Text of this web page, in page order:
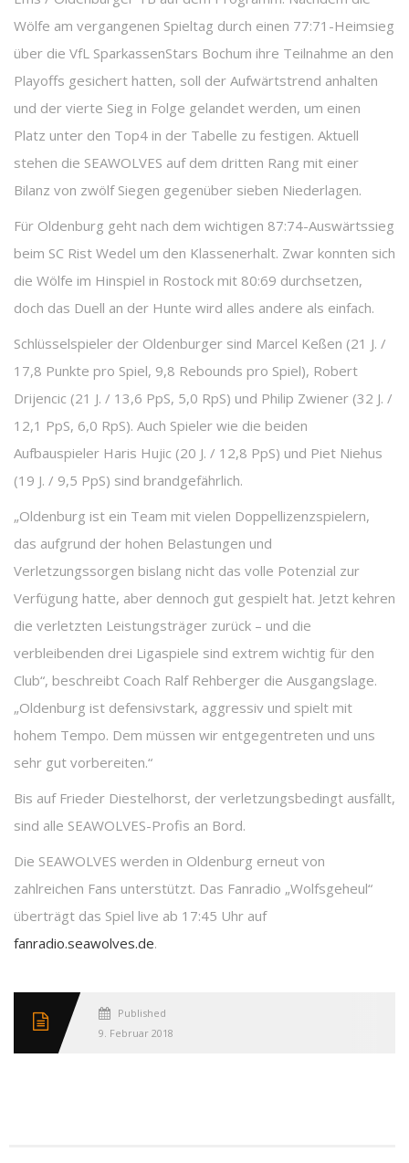
Wölfe am vergangenen Spieltag durch einen 77:71-Heimsieg
über die VfL SparkassenStars Bochum ihre Teilnahme an den
Playoffs gesichert hatten, soll der Aufwärtstrend anhalten
und der vierte Sieg in Folge gelandet werden, um einen
Platz unter den Top4 in der Tabelle zu festigen. Aktuell
stehen die SEAWOLVES auf dem dritten Rang mit einer
Bilanz von zwölf Siegen gegenüber sieben Niederlagen.
Für Oldenburg geht nach dem wichtigen 87:74-Auswärtssieg
beim SC Rist Wedel um den Klassenerhalt. Zwar konnten sich
die Wölfe im Hinspiel in Rostock mit 80:69 durchsetzen,
doch das Duell an der Hunte wird alles andere als einfach.
Schlüsselspieler der Oldenburger sind Marcel Keßen (21 J. /
17,8 Punkte pro Spiel, 9,8 Rebounds pro Spiel), Robert
Drijencic (21 J. / 13,6 PpS, 5,0 RpS) und Philip Zwiener (32 J. /
12,1 PpS, 6,0 RpS). Auch Spieler wie die beiden
Aufbauspieler Haris Hujic (20 J. / 12,8 PpS) und Piet Niehus
(19 J. / 9,5 PpS) sind brandgefährlich.
„Oldenburg ist ein Team mit vielen Doppellizenzspielern,
das aufgrund der hohen Belastungen und
Verletzungssorgen bislang nicht das volle Potenzial zur
Verfügung hatte, aber dennoch gut gespielt hat. Jetzt kehren
die verletzten Leistungsträger zurück – und die
verbleibenden drei Ligaspiele sind extrem wichtig für den
Club“, beschreibt Coach Ralf Rehberger die Ausgangslage.
„Oldenburg ist defensivstark, aggressiv und spielt mit
hohem Tempo. Dem müssen wir entgegentreten und uns
sehr gut vorbereiten.“
Bis auf Frieder Diestelhorst, der verletzungsbedingt ausfällt,
sind alle SEAWOLVES-Profis an Bord.
Die SEAWOLVES werden in Oldenburg erneut von
zahlreichen Fans unterstützt. Das Fanradio „Wolfsgeheul“
überträgt das Spiel live ab 17:45 Uhr auf
fanradio.seawolves.de.
Published
9. Februar 2018